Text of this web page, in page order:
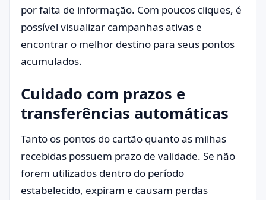
por falta de informação. Com poucos cliques, é
possível visualizar campanhas ativas e
encontrar o melhor destino para seus pontos
acumulados.
Cuidado com prazos e
transferências automáticas
Tanto os pontos do cartão quanto as milhas
recebidas possuem prazo de validade. Se não
forem utilizados dentro do período
estabelecido, expiram e causam perdas